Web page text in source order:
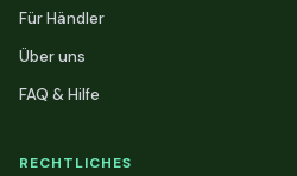
Für Händler
Über uns
FAQ & Hilfe
RECHTLICHES